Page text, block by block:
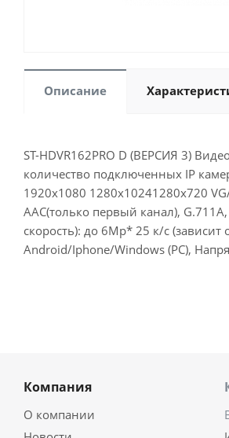
Описание
ST-HDVR162PRO D (ВЕРСИЯ 3)
количество подключенных IP
1920х1080 1280х10241280х720
AAC(только первый канал),
скорость): до 6Mp* 25 к/с
Android/Iphone/Windows (PC),
Компания
О компании